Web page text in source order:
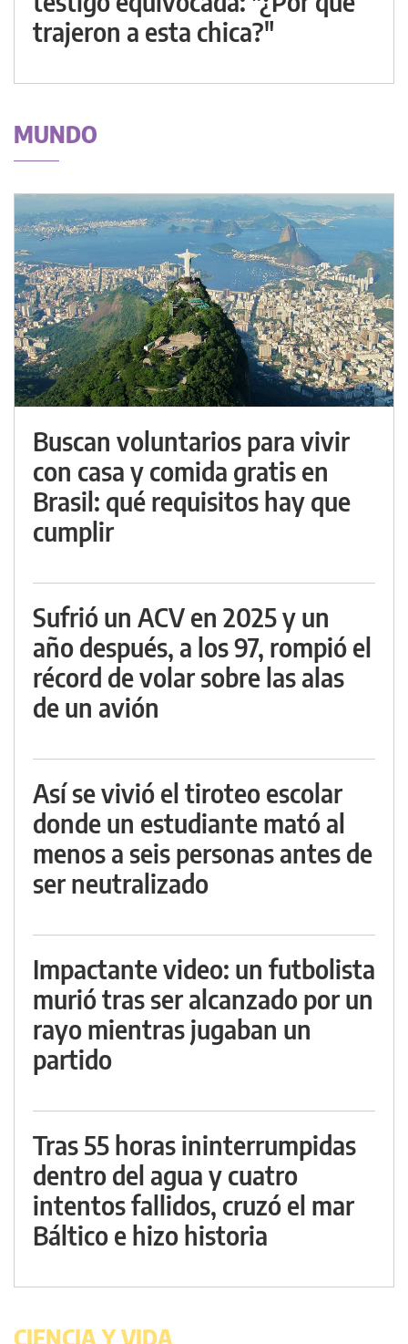
trajeron a esta chica?"
MUNDO
Buscan voluntarios para vivir
con casa y comida gratis en
Brasil: qué requisitos hay que
cumplir
Sufrió un ACV en 2025 y un
año después, a los 97, rompió el
récord de volar sobre las alas
de un avión
Así se vivió el tiroteo escolar
donde un estudiante mató al
menos a seis personas antes de
ser neutralizado
Impactante video: un futbolista
murió tras ser alcanzado por un
rayo mientras jugaban un
partido
Tras 55 horas ininterrumpidas
dentro del agua y cuatro
intentos fallidos, cruzó el mar
Báltico e hizo historia
CIENCIA Y VIDA